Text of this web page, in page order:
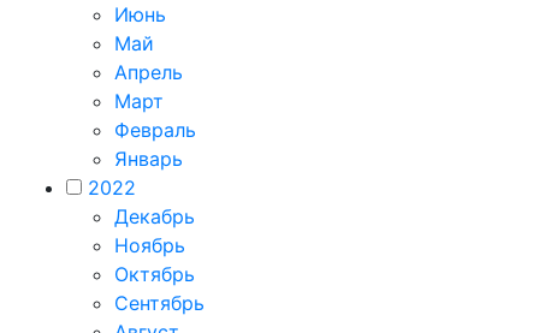
Июнь
Май
Апрель
Март
Февраль
Январь
2022
Декабрь
Ноябрь
Октябрь
Сентябрь